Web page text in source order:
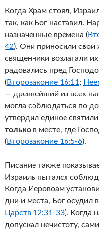
Когда Храм стоял,
так, как Бог наставил.
назначенные времена (
42). Они приносили
священники возлагали
радовались пред
(Второзаконие 16:11 ;
— древнейший из всех
могла соблюдаться по
утвердил единое
только в месте, где
(Второзаконие 16:5-6).
Писание также
Израиль пытался
Когда Иеровоам
дни и места, Бог осудил
Царств 12:31-33). Когда
допускал нечистоту,